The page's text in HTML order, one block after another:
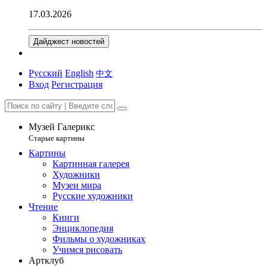
17.03.2026
Дайджест новостей
Русский English 中文
Вход Регистрация
Музей Галерикс
Старые картины
Картины
Картинная галерея
Художники
Музеи мира
Русские художники
Чтение
Книги
Энциклопедия
Фильмы о художниках
Учимся рисовать
Артклуб